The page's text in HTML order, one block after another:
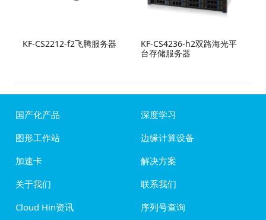
KF-CS2212-f2飞腾服务器
KF-CS4236-h2双路海光平
台存储服务器
国产化产品
深度学习
图形工作站
边缘计算设备
加速卡
解决方案
关于我们
联系我们
Cloud Hin资讯
序列号查询